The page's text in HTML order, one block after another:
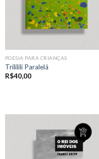
POESIA PARA CRIANÇAS
Trililili Paralelá
R$40,00